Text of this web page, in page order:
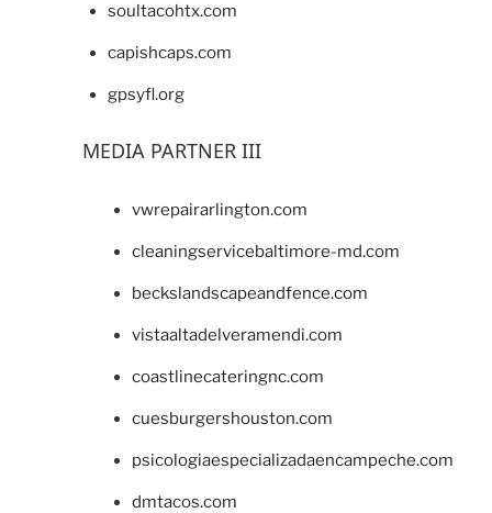
soultacohtx.com
capishcaps.com
gpsyfl.org
MEDIA PARTNER III
vwrepairarlington.com
cleaningservicebaltimore-md.com
beckslandscapeandfence.com
vistaaltadelveramendi.com
coastlinecateringnc.com
cuesburgershouston.com
psicologiaespecializadaencampeche.com
dmtacos.com